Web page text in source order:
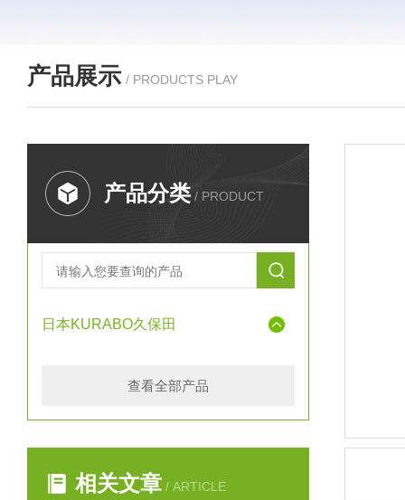
产品展示 / PRODUCTS PLAY
产品分类 / PRODUCT
日本KURABO久保田
查看全部产品
相关文章 / ARTICLE